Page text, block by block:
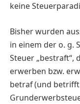
keine
Bisher wurden
in einem der o. g.
Steuer „bestraft“,
erwerben bzw.
betraf (und